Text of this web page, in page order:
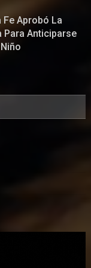
Fe Aprobó La
Para Anticiparse